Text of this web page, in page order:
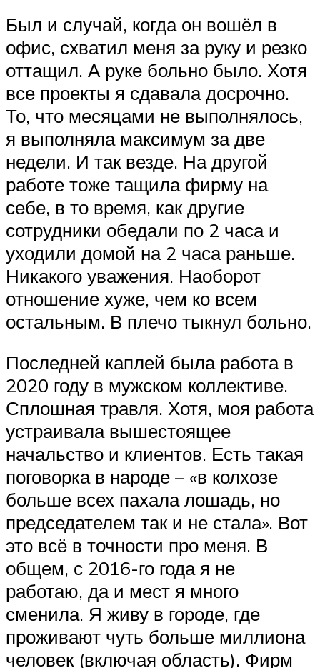
Был и случай, когда он вошёл в
офис, схватил меня за руку и резко
оттащил. А руке больно было. Хотя
все проекты я сдавала досрочно.
То, что месяцами не выполнялось,
я выполняла максимум за две
недели. И так везде. На другой
работе тоже тащила фирму на
себе, в то время, как другие
сотрудники обедали по 2 часа и
уходили домой на 2 часа раньше.
Никакого уважения. Наоборот
отношение хуже, чем ко всем
остальным. В плечо тыкнул больно.
Последней каплей была работа в
2020 году в мужском коллективе.
Сплошная травля. Хотя, моя работа
устраивала вышестоящее
начальство и клиентов. Есть такая
поговорка в народе – «в колхозе
больше всех пахала лошадь, но
председателем так и не стала». Вот
это всё в точности про меня. В
общем, с 2016-го года я не
работаю, да и мест я много
сменила. Я живу в городе, где
проживают чуть больше миллиона
человек (включая область). Фирм